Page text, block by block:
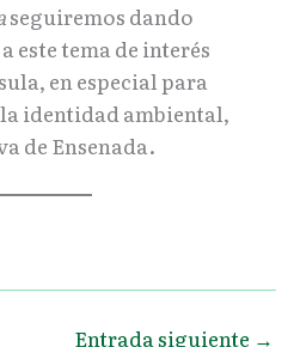
seguiremos dando
este tema de interés
en especial para
identidad ambiental,
de Ensenada.
Entrada siguiente →